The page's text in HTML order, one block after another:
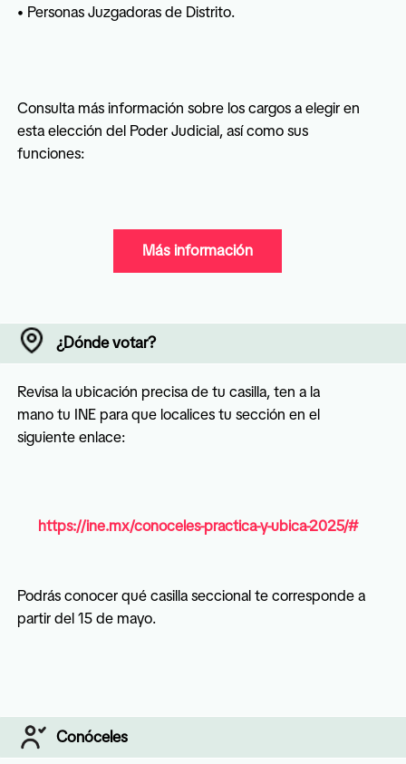
Más información
Consulta más información sobre los cargos a elegir en
esta elección del Poder Judicial, así como sus
funciones:
• Personas Juzgadoras de Distrito.
Podrás conocer qué casilla seccional te corresponde a
partir del 15 de mayo.
Revisa la ubicación precisa de tu casilla, ten a la
mano tu INE para que localices tu sección en el
siguiente enlace:
¿Dónde votar?
https://ine.mx/conoceles-practica-y-ubica-2025/#
Conóceles